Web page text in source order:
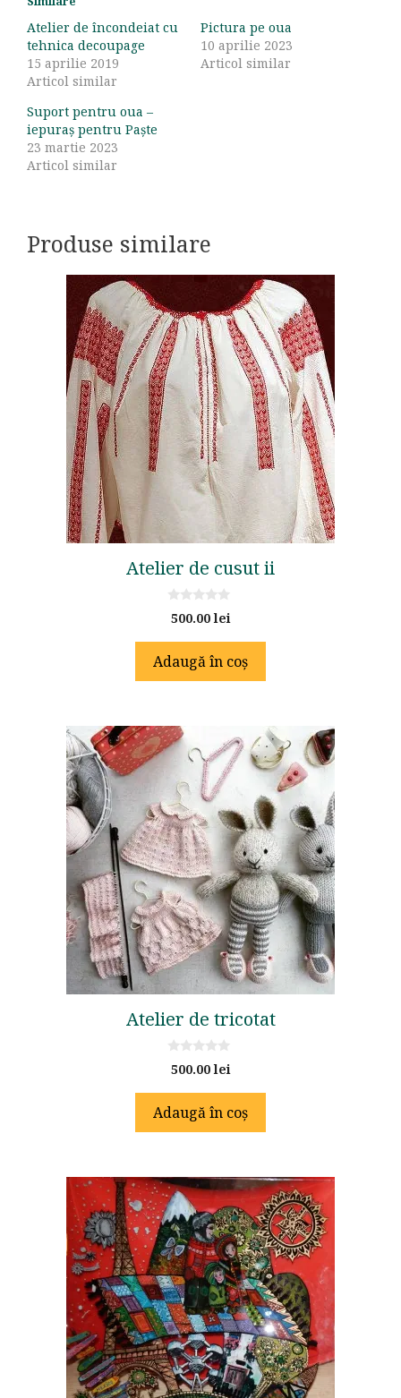
Atelier de încondeiat cu
tehnica decoupage
15 aprilie 2019
Articol similar
Pictura pe oua
10 aprilie 2023
Articol similar
Suport pentru oua –
iepuraș pentru Paște
23 martie 2023
Articol similar
Produse similare
Atelier de cusut ii
0
o
o
f
5
500.00lei
Adaugă în coș
Atelier de tricotat
0
o
o
f
5
500.00lei
Adaugă în coș